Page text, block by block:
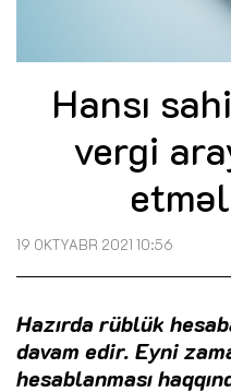
Hansı
vergi
19 OKTYABR 2021 10:56
Hazırda rüblük
davam edir. Eyni
hesablanması